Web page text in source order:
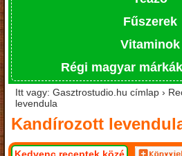
Fűszerek
Vitaminok
Régi magyar
Itt vagy: Gasztrostudio.hu címlap ›
levendula
Kandírozott
Kedvenc receptek közé